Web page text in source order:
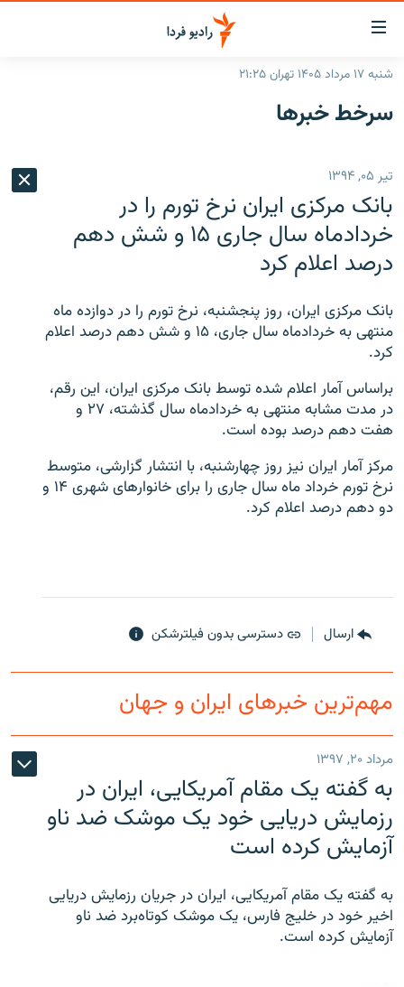
لینک‌های
قابلیت
دسترسی
بازگشت
اصلی
رفتن
صفحه
جستجو
ایران
رادیو
انتخاب کنید و بشنوید
برنامه‌های رادیویی
پادکست
چندرسانه‌ای
گزارش‌های ویدئویی
English
به ما بپیوندید
زبان‌های دیگر
شنبه ۱۷ مرداد ۱۴۰۵ تهران ۲۱:۲۵
سرخط‌ خبرها
تیر ۰۵, ۱۳۹۴
بانک مرکزی ایران نرخ تورم را در
خردادماه سال جاری ۱۵ و شش دهم
درصد اعلام کرد
بانک مرکزی ایران، روز پنجشنبه، نرخ تورم را در دوازده ماه
منتهی به خردادماه سال جاری، ۱۵ و شش دهم درصد اعلام
کرد.
براساس آمار اعلام شده توسط بانک مرکزی ایران، این رقم،
در مدت مشابه منتهی به خردادماه سال گذشته، ۲۷ و
هفت دهم درصد بوده است.
مرکز آمار ايران نیز روز چهارشنبه، با انتشار گزارشی، متوسط
نرخ تورم خرداد ماه سال جاری را برای خانوارهای شهری ۱۴ و
دو دهم درصد اعلام کرد.
ارسال دسترسی بدون فیلترشکن
مهم‌ترین خبرهای ایران و جهان
مرداد ۲۰, ۱۳۹۷
به گفته یک مقام آمریکایی، ایران در
رزمایش دریایی خود یک موشک ضد ناو
آزمایش کرده است
به گفته یک مقام آمریکایی، ایران در جریان رزمایش دریایی
اخیر خود در خلیج فارس، یک موشک کوتاه‌برد ضد ناو
آزمایش کرده است.